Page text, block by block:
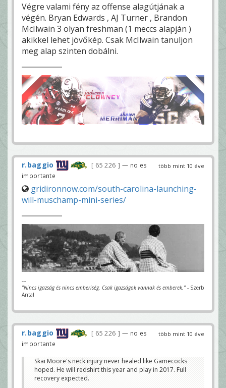
Végre valami fény az offense alagútjának a
végén. Bryan Edwards , AJ Turner , Brandon
McIlwain 3 olyan freshman (1 meccs alapján )
akikkel lehet jövőkép. Csak McIlwain tanuljon
meg alap szinten dobálni.
több mint 10 éve
r.baggio 65 226
— no es
importante
gridironnow.com/south-carolina-launching-
will-muschamp-mini-series/
---
"Nincs igazság és nincs emberiség. Csak igazságok vannak és emberek." - Szerb
Antal
több mint 10 éve
r.baggio 65 226
— no es
importante
Skai Moore's neck injury never healed like Gamecocks
hoped. He will redshirt this year and play in 2017. Full
recovery expected.